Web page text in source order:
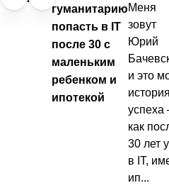
гуманитарию
попасть в IT
после 30 с
маленьким
ребенком и
ипотекой
Меня
зовут
Юрий
и это
история
как
30 лет
в IT,
ип...